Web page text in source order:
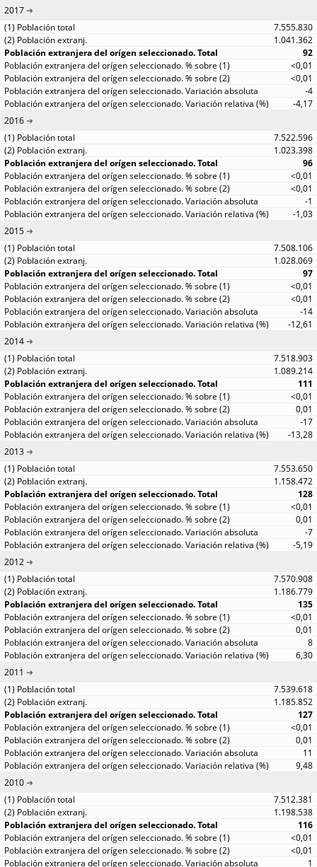
2017
7.555.830
1.041.362
92
<0,01
<0,01
-4
-4,17
2016
7.522.596
1.023.398
96
<0,01
<0,01
-1
-1,03
2015
7.508.106
1.028.069
97
<0,01
<0,01
-14
-12,61
2014
7.518.903
1.089.214
111
<0,01
0,01
-17
-13,28
2013
7.553.650
1.158.472
128
<0,01
0,01
-7
-5,19
2012
7.570.908
1.186.779
135
<0,01
0,01
8
6,30
2011
7.539.618
1.185.852
127
<0,01
0,01
11
9,48
2010
7.512.381
1.198.538
116
<0,01
<0,01
1